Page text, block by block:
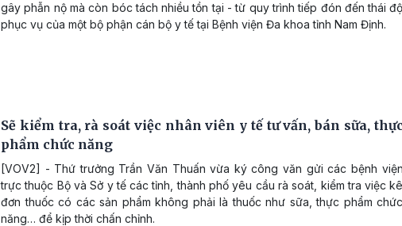
gây phẫn nộ mà còn bóc tách nhiều tồn tại - từ quy trình tiếp đón đến thái độ
phục vụ của một bộ phận cán bộ y tế tại Bệnh viện Đa khoa tỉnh Nam Định.
Sẽ kiểm tra, rà soát việc nhân viên y tế tư vấn, bán sữa, thực
phẩm chức năng
[VOV2] - Thứ trưởng Trần Văn Thuấn vừa ký công văn gửi các bệnh viện
trực thuộc Bộ và Sở y tế các tỉnh, thành phố yêu cầu rà soát, kiểm tra việc kê
đơn thuốc có các sản phẩm không phải là thuốc như sữa, thực phẩm chức
năng… để kịp thời chấn chỉnh.